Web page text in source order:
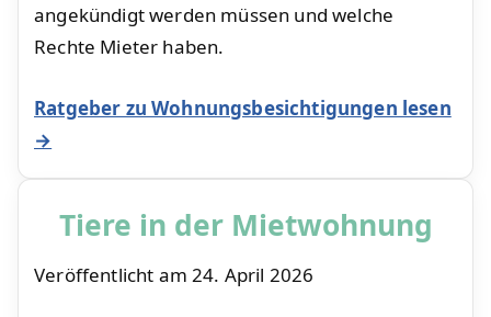
angekündigt werden müssen und welche
Rechte Mieter haben.
Ratgeber zu Wohnungsbesichtigungen lesen
→
Tiere in der Mietwohnung
Veröffentlicht am24. April 2026